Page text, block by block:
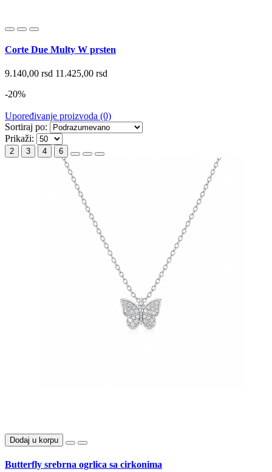
Corte Due Multy W prsten
9.140,00 rsd 11.425,00 rsd
-20%
Upoređivanje proizvoda (0)
Sortiraj po:
Prikaži:
2 3 4 6
Dodaj u korpu
Butterfly srebrna ogrlica sa cirkonima